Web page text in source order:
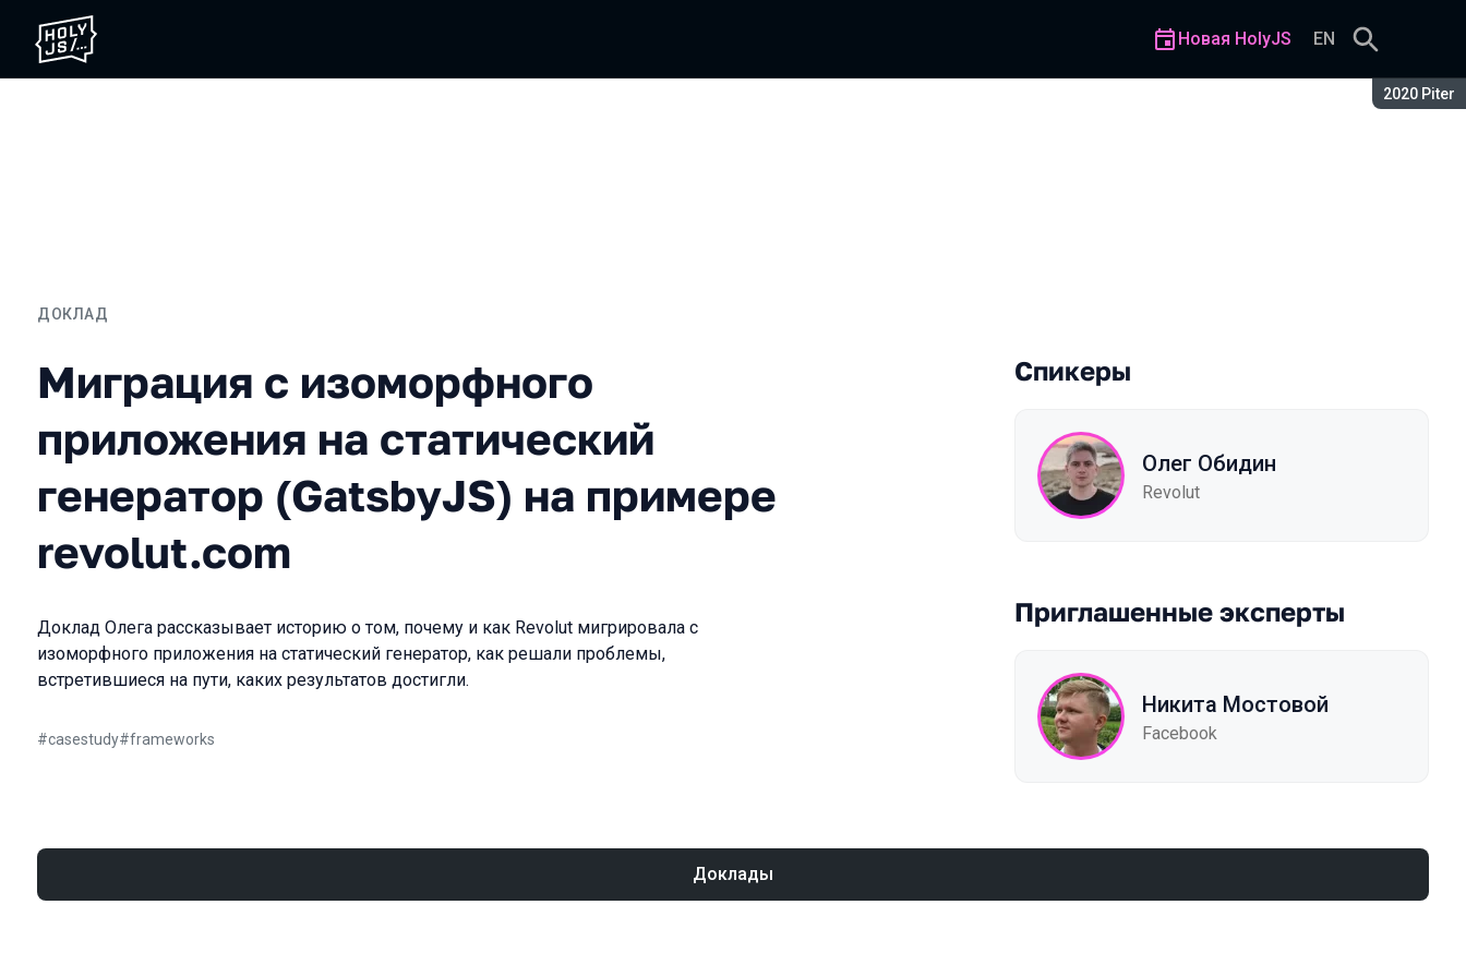
Сезон:
2020 Piter
Новая HolyJS EN
ДОКЛАД
Миграция с изоморфного приложения на статический генератор (GatsbyJS) на
Миграция с изоморфного
приложения на статический
генератор (GatsbyJS) на примере
revolut.com
Доклад Олега рассказывает историю о том, почему и как Revolut мигрировала с
изоморфного приложения на статический генератор, как решали проблемы,
встретившиеся на пути, каких результатов достигли.
#casestudy#frameworks
Спикеры
Олег Обидин
Revolut
Приглашенные эксперты
Никита Мостовой
Facebook
Доклады